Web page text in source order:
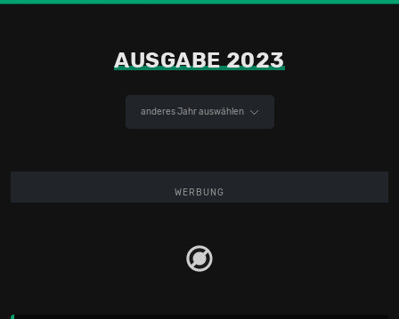
AUSGABE 2023
anderes Jahr auswählen
WERBUNG